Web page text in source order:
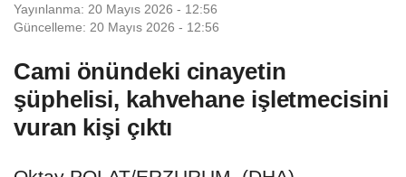
Yayınlanma: 20 Mayıs 2026 - 12:56
Güncelleme: 20 Mayıs 2026 - 12:56
Cami önündeki cinayetin
şüphelisi, kahvehane işletmecisini
vuran kişi çıktı